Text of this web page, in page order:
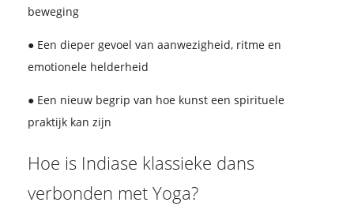
beweging
● Een dieper gevoel van aanwezigheid, ritme en
emotionele helderheid
● Een nieuw begrip van hoe kunst een spirituele
praktijk kan zijn
Hoe is Indiase klassieke dans
verbonden met Yoga?